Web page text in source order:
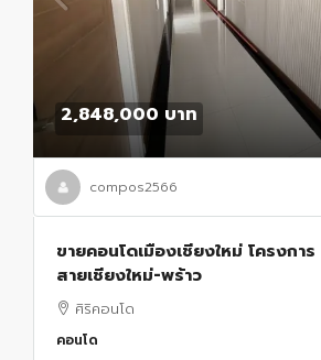
2,848,000 บาท
compos2566
ขายคอนโดเมืองเชียงใหม่ โครงกา
สายเชียงใหม่-พร้าว
ศิริคอนโด
คอนโด